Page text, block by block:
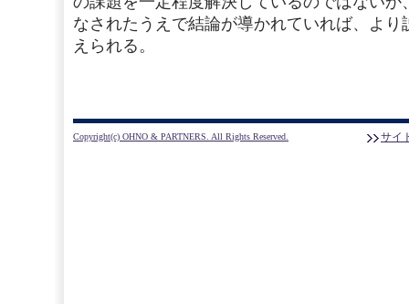
なされたうえで結論が導かれていれば、よ
えられる。
Copyright(c) OHNO & PARTNERS. All Rights Reserved. サイ